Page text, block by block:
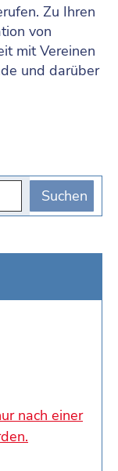
Zu Ihren
von
mit Vereinen
und darüber
nach einer